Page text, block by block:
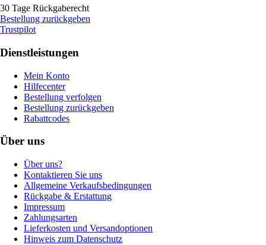
30 Tage Rückgaberecht
Bestellung zurückgeben
Trustpilot
Dienstleistungen
Mein Konto
Hilfecenter
Bestellung verfolgen
Bestellung zurückgeben
Rabattcodes
Über uns
Über uns?
Kontaktieren Sie uns
Allgemeine Verkaufsbedingungen
Rückgabe & Erstattung
Impressum
Zahlungsarten
Lieferkosten und Versandoptionen
Hinweis zum Datenschutz